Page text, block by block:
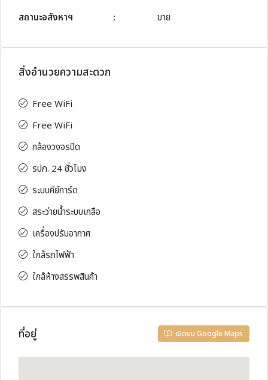
สถานะอสังหาฯ
: ขาย
สิ่งอำนวยความสะดวก
Free WiFi
Free WiFi
กล้องวงจรปิด
รปภ. 24 ชั่วโมง
ระบบคีย์การ์ด
สระว่ายน้ำระบบเกลือ
เครื่องปรับอากาศ
ใกล้รถไฟฟ้า
ใกล้ห้างสรรพสินค้า
ที่อยู่ เปิดบน Google Maps